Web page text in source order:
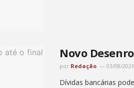
Novo
por Redação 03/08/
Dívidas bancárias